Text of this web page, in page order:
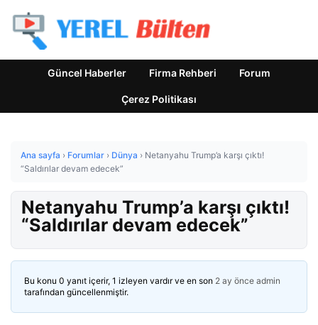
Güncel Haberler Firma Rehberi Forum
Çerez Politikası
Ana sayfa › Forumlar › Dünya › Netanyahu Trump’a karşı çıktı!
“Saldırılar devam edecek”
Netanyahu Trump’a karşı çıktı!
“Saldırılar devam edecek”
Bu konu 0 yanıt içerir, 1 izleyen vardır ve en son 2 ay önce admin
tarafından güncellenmiştir.